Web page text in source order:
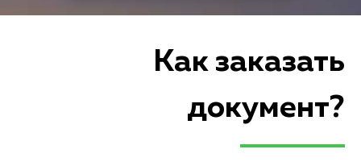
Как заказать
документ?